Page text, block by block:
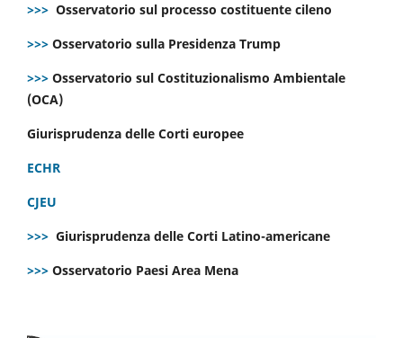
>>> Osservatorio sul processo costituente cileno
>>> Osservatorio sulla Presidenza Trump
>>> Osservatorio sul Costituzionalismo Ambientale
(OCA)
Giurisprudenza delle Corti europee
ECHR
CJEU
>>> Giurisprudenza delle Corti Latino-americane
>>> Osservatorio Paesi Area Mena